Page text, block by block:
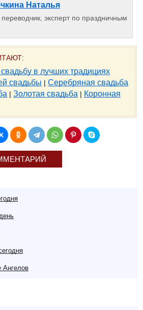
Наталья
переводчик, эксперт по праздничным
свадьбу в лучших традициях
свадьбы | Серебряная свадьба
| Золотая свадьба | Коронная
Ангелов